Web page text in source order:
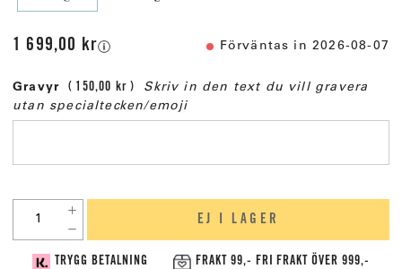
1 699,00 kr Förväntas in 2026-08-07
Gravyr 150,00 kr
Skriv in den text du vill gravera
utan specialtecken/emoji
EJ I LAGER
TRYGG BETALNING FRAKT 99,- FRI FRAKT ÖVER 999,-